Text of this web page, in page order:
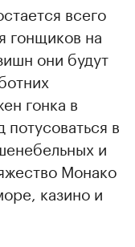
всего
гонщиков на
они будут
гонка в
в
и
Монако
казино и